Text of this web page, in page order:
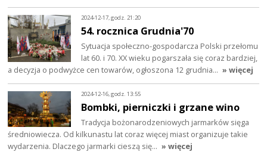
2024-12-17, godz. 21:20
54. rocznica Grudnia'70
Sytuacja społeczno-gospodarcza Polski przełomu
lat 60. i 70. XX wieku pogarszała się coraz bardziej,
a decyzja o podwyżce cen towarów, ogłoszona 12 grudnia… » więcej
2024-12-16, godz. 13:55
Bombki, pierniczki i grzane wino
Tradycja bożonarodzeniowych jarmarków sięga
średniowiecza. Od kilkunastu lat coraz więcej miast organizuje takie
wydarzenia. Dlaczego jarmarki cieszą się… » więcej